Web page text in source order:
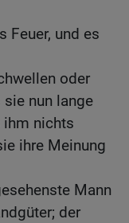
Feuer, und es
oder
nun lange
ihm nichts
ihre Meinung
Mann
der